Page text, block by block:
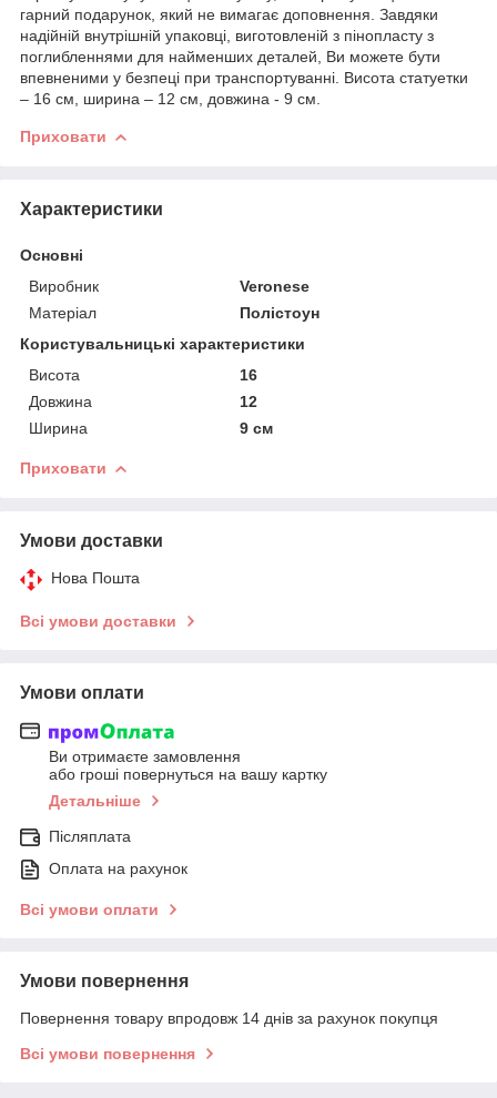
гарний подарунок, який не вимагає доповнення. Завдяки
надійній внутрішній упаковці, виготовленій з пінопласту з
поглибленнями для найменших деталей, Ви можете бути
впевненими у безпеці при транспортуванні. Висота статуетки
– 16 см, ширина – 12 см, довжина - 9 см.
Приховати
Характеристики
Основні
Виробник
Veronese
Матеріал
Полістоун
Користувальницькі характеристики
Висота
16
Довжина
12
Ширина
9 см
Приховати
Умови доставки
Нова Пошта
Всі умови доставки
Умови оплати
Ви отримаєте замовлення
або гроші повернуться на вашу картку
Детальніше
Післяплата
Оплата на рахунок
Всі умови оплати
Умови повернення
Повернення товару впродовж 14 днів за рахунок покупця
Всі умови повернення